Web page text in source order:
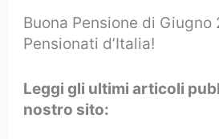
Buona Pensione di
Pensionati d’Italia!
Leggi gli ultimi articoli
nostro sito: